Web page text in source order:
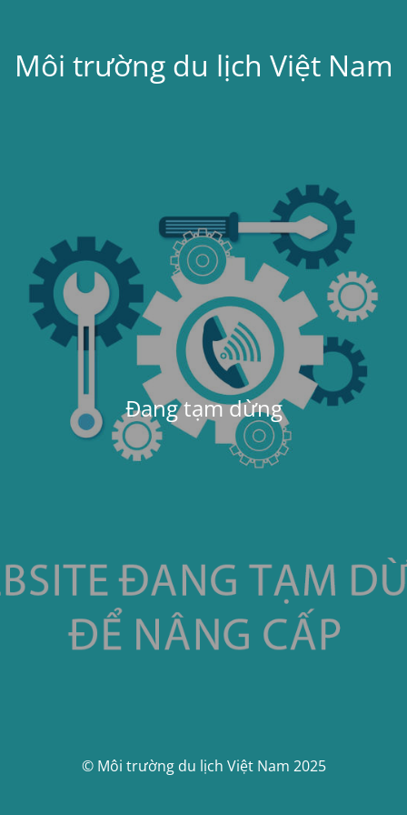
Môi trường du lịch Việt Nam
Đang tạm dừng
© Môi trường du lịch Việt Nam 2025